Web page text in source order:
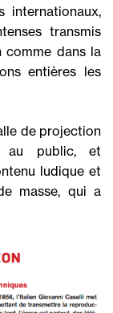
internationaux,
transmis
comme dans la
entières les
de projection
au public, et
ludique et
masse, qui a